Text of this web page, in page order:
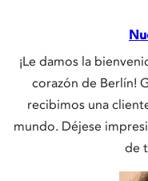
¡Le damos la
corazón de Berlín!
recibimos una
mundo. Déjese
de